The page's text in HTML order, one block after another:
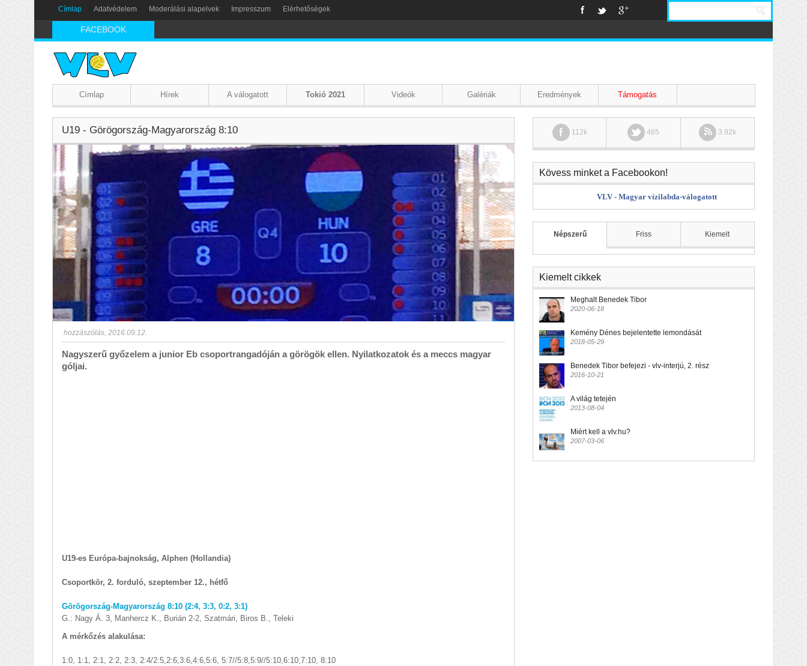
Címlap Adatvédelem Moderálási alapelvek Impresszum Elérhetőségek
FACEBOOK
Címlap Hírek A válogatott Tokió 2021 Videók Galériák Eredmények Támogatás
U19 - Görögország-Magyarország 8:10
hozzászólás, 2016.09.12.
Nagyszerű győzelem a junior Eb csoportrangadóján a görögök ellen. Nyilatkozatok és a meccs magyar
góljai.
U19-es Európa-bajnokság, Alphen (Hollandia)
Csoportkör, 2. forduló, szeptember 12., hétfő
Görögország-Magyarország 8:10 (2:4, 3:3, 0:2, 3:1)
G.: Nagy Á. 3, Manhercz K., Burián 2-2, Szatmári, Biros B., Teleki
A mérkőzés alakulása:
1:0, 1:1, 2:1, 2:2, 2:3, 2:4/2:5,2:6,3:6,4:6,5:6, 5:7//5:8,5:9//5:10,6:10,7:10, 8:10
112k 465 3.92k
Kövess minket a Facebookon!
VLV - Magyar vízilabda-válogatott
Népszerű Friss Kiemelt
Kiemelt cikkek
Meghalt Benedek Tibor
2020-06-18
Kemény Dénes bejelentette lemondását
2018-05-29
Benedek Tibor befejezi - vlv-interjú, 2. rész
2016-10-21
A világ tetején
2013-08-04
Miért kell a vlv.hu?
2007-03-06